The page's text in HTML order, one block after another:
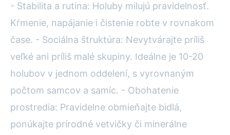
- Stabilita a rutina: Holuby milujú pravidelnosť.
Kŕmenie, napájanie i čistenie robte v rovnakom
čase. - Sociálna štruktúra: Nevytvárajte príliš
veľké ani príliš malé skupiny. Ideálne je 10-20
holubov v jednom oddelení, s vyrovnaným
počtom samcov a samíc. - Obohatenie
prostredia: Pravidelne obmieňajte bidlá,
ponúkajte prírodné vetvičky či minerálne